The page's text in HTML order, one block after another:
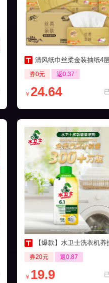
清风纸巾丝柔金装抽纸4层24包家
券0元 返0.37
￥ 24.64
【爆款】水卫士洗衣机养护液
券20元 返0.87
￥ 19.9